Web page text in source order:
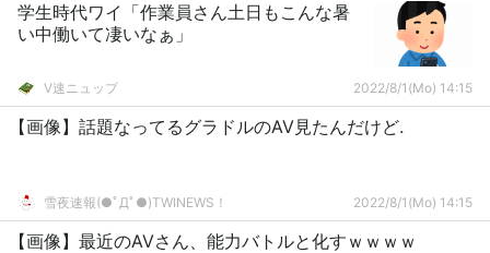
学生時代ワイ「作業員さん土日もこんな暑
い中働いて凄いなぁ」
V速ニュップ 2022/8/1(Mo) 14:15
【画像】話題なってるグラドルのAV見たんだけど.
雪夜速報(●ﾟДﾟ●)TWINEWS！ 2022/8/1(Mo) 14:15
【画像】最近のAVさん、能力バトルと化すｗｗｗｗ